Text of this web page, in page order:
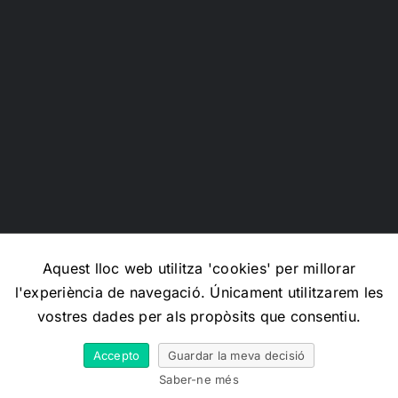
Copyright 2012 - 2026 |Avada Website BuilderbyAvada
X FacebookInstagram
Email
Aquest lloc web utilitza 'cookies' per millorar
l'experiència de navegació. Únicament utilitzarem les
vostres dades per als propòsits que consentiu.
Accepto
Guardar la meva decisió
Saber-ne més